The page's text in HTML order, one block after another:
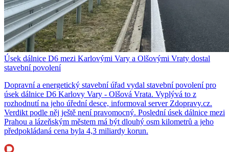
Úsek dálnice D6 mezi Karlovými Vary a Olšovými Vraty dostal
stavební povolení
Dopravní a energetický stavební úřad vydal stavební povolení pro
úsek dálnice D6 Karlovy Vary - Olšová Vrata. Vyplývá to z
rozhodnutí na jeho úřední desce, informoval server Zdopravy.cz.
Verdikt podle něj ještě není pravomocný. Poslední úsek dálnice mezi
Prahou a lázeňským městem má být dlouhý osm kilometrů a jeho
předpokládaná cena byla 4,3 miliardy korun.